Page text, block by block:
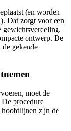
(en worden
Dat zorgt voor een
gewichtsverdeling.
ontwerp. De
gekende
moet de
procedure
hoofdlijnen zijn de